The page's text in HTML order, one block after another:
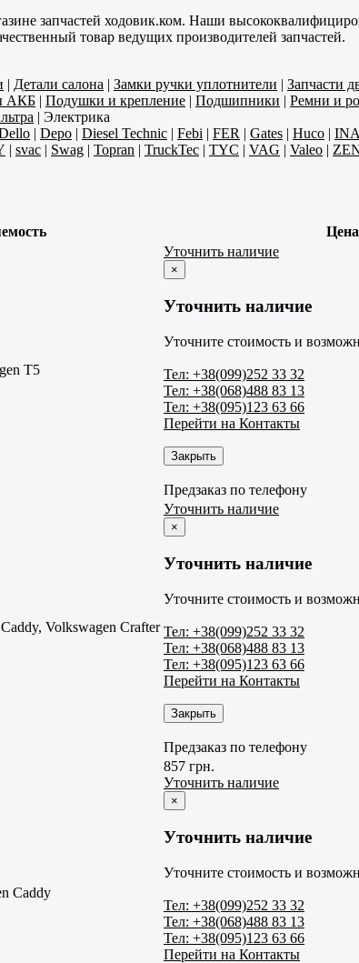
запчастей ходовик.ком. Наши
товар ведущих производителей запчастей.
| Детали салона | Замки ручки уплотнители | Запчасти
АКБ | Подушки и крепление | Подшипники | Ремни и
| Электрика
| Depo | Diesel Technic | Febi | FER | Gates | Huco | INA
| svac | Swag | Topran | TruckTec | TYC | VAG | Valeo |
Цена
T5
Уточнить наличие
×
Уточнить наличие
Уточните стоимость и
Тел: +38(099)252 33 32
Тел: +38(068)488 83 13
Тел: +38(095)123 63 66
Перейти на Контакты
Закрыть
Предзаказ по телефону
Volkswagen Crafter
Уточнить наличие
×
Уточнить наличие
Уточните стоимость и
Тел: +38(099)252 33 32
Тел: +38(068)488 83 13
Тел: +38(095)123 63 66
Перейти на Контакты
Закрыть
Предзаказ по телефону
Caddy
857 грн.
Уточнить наличие
×
Уточнить наличие
Уточните стоимость и
Тел: +38(099)252 33 32
Тел: +38(068)488 83 13
Тел: +38(095)123 63 66
Перейти на Контакты